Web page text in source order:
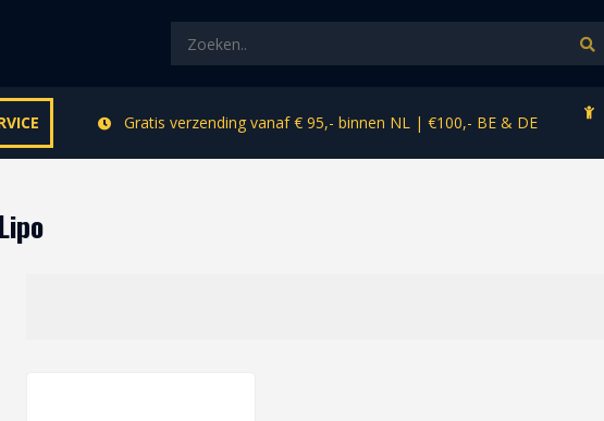
Gratis verzending vanaf € 95,- binnen NL | €100,- BE & DE